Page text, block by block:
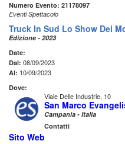
Numero Evento: 21178097
Eventi Spettacolo
Truck In Sud Lo Show Dei
Edizione - 2023
Date:
Dal: 08/09/2023
Al: 10/09/2023
Dove:
Viale Delle Industrie, 10
San Marco
Campania - Italia
Contatti
Sito Web